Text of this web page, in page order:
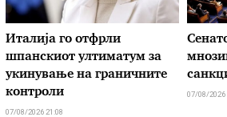
Италија го отфрли
шпанскиот ултиматум за
укинување на граничните
контроли
07/08/2026 21:08
07/08/2026